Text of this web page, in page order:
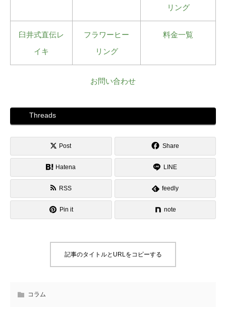
リング
臼井式直伝レ
イキ
フラワーヒー
リング
料金一覧
お問い合わせ
Threads
Post Share
Hatena LINE
RSS feedly
Pin it note
記事のタイトルとURLをコピーする
コラム